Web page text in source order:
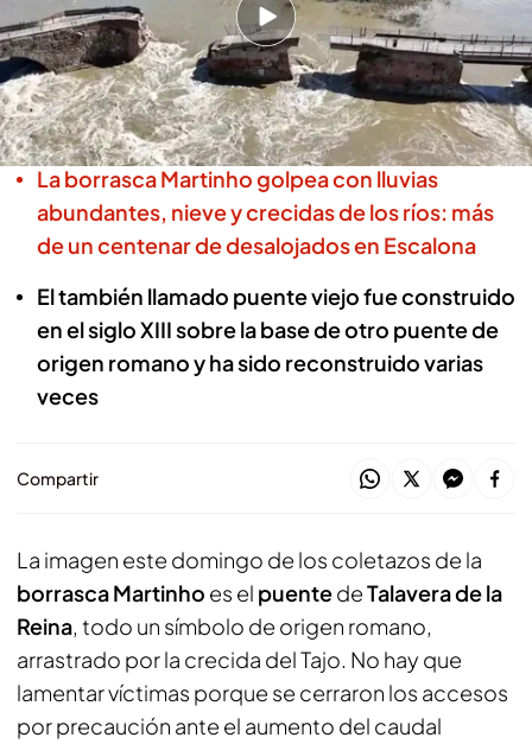
El presidente de Castilla-La Mancha, Emiliano
García-Page se ha comprometido a colaborar
en la restauración
La borrasca Martinho golpea con lluvias
abundantes, nieve y crecidas de los ríos: más
de un centenar de desalojados en Escalona
El también llamado puente viejo fue construido
en el siglo XIII sobre la base de otro puente de
origen romano y ha sido reconstruido varias
veces
Compartir
La imagen este domingo de los coletazos de la
borrasca Martinho es el puentedeTalavera de la
Reina, todo un símbolo de origen romano,
arrastrado por la crecida del Tajo. No hay que
lamentar víctimas porque se cerraron los accesos
por precaución ante el aumento del caudal